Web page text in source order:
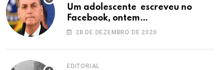
Um adolescente escreveu no
Facebook, ontem…
28 DE DEZEMBRO DE 2020
EDITORIAL